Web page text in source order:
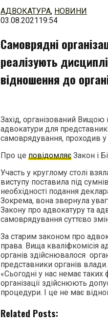
АДВОКАТУРА, НОВИНИ
03.08.202119:54
Самоврядні
реалізують
відношення до
Захід, організований Вищою
адвокатури для
самоврядування, проходив у
Про це повідомляє Закон і
Участь у круглому столі
виступу поставила під
необхідності подання
Зокрема, вона звернула
Закону про адвокатуру та
самоврядування суттєво
За старим законом про
права. Вища кваліфкомісія
органів здійснювалося
представники органів
«Сьогодні у нас немає
організації здійснюють
процедури. І це не має
Related Posts: